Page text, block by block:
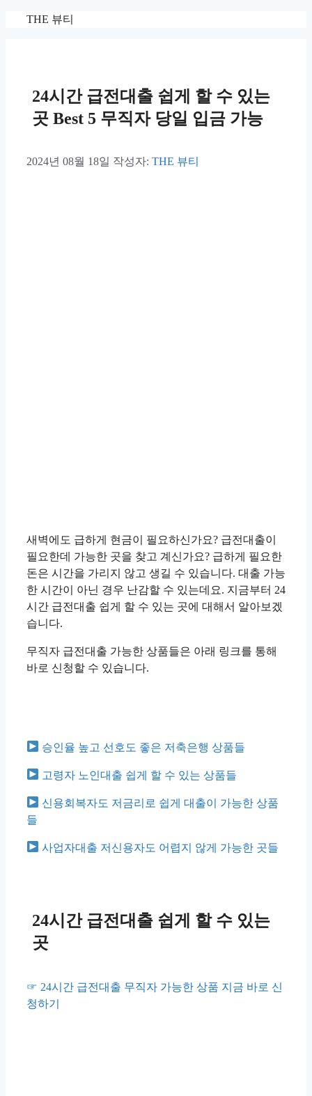
THE 뷰티
24시간 급전대출 쉽게 할 수 있는
곳 Best 5 무직자 당일 입금 가능
2024년 08월 18일 작성자: THE 뷰티
새벽에도 급하게 현금이 필요하신가요? 급전대출이
필요한데 가능한 곳을 찾고 계신가요? 급하게 필요한
돈은 시간을 가리지 않고 생길 수 있습니다. 대출 가능
한 시간이 아닌 경우 난감할 수 있는데요. 지금부터 24
시간 급전대출 쉽게 할 수 있는 곳에 대해서 알아보겠
습니다.
무직자 급전대출 가능한 상품들은 아래 링크를 통해
바로 신청할 수 있습니다.
승인율 높고 선호도 좋은 저축은행 상품들
고령자 노인대출 쉽게 할 수 있는 상품들
신용회복자도 저금리로 쉽게 대출이 가능한 상품
들
사업자대출 저신용자도 어렵지 않게 가능한 곳들
24시간 급전대출 쉽게 할 수 있는
곳
☞ 24시간 급전대출 무직자 가능한 상품 지금 바로 신
청하기